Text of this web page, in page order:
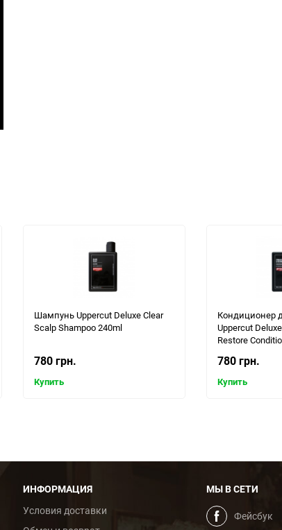
Шампунь Uppercut Deluxe Clear
Scalp Shampoo 240ml
780 грн.
Купить
Кондиционер
Uppercut
Restore
780 грн.
Купить
ИНФОРМАЦИЯ
Условия доставки
МЫ В СЕТИ
Фейсбук